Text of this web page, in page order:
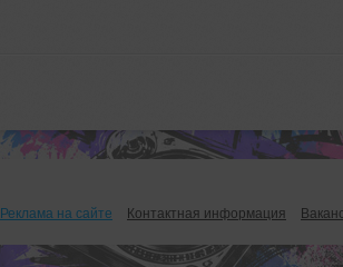
Реклама на сайте Контактная информация